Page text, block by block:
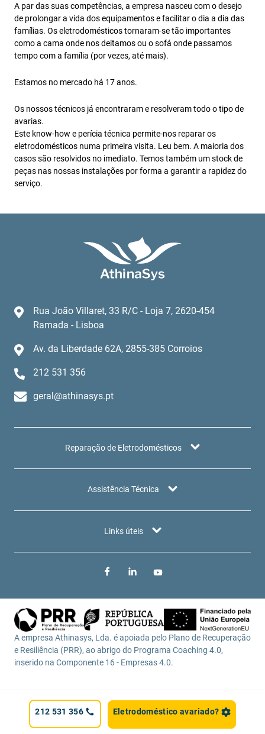
A par das suas competências, a empresa nasceu com o desejo
de prolongar a vida dos equipamentos e facilitar o dia a dia das
famílias. Os eletrodomésticos tornaram-se tão importantes
como a cama onde nos deitamos ou o sofá onde passamos
tempo com a família (por vezes, até mais).
Estamos no mercado há 17 anos.
Os nossos técnicos já encontraram e resolveram todo o tipo de
avarias.
Este know-how e perícia técnica permite-nos reparar os
eletrodomésticos numa primeira visita. Leu bem. A maioria dos
casos são resolvidos no imediato. Temos também um stock de
peças nas nossas instalações por forma a garantir a rapidez do
serviço.
Rua João Villaret, 33 R/C - Loja 7, 2620-454
Ramada - Lisboa
Av. da Liberdade 62A, 2855-385 Corroios
212 531 356
geral@athinasys.pt
Reparação de Eletrodomésticos
Assistência Técnica
Links úteis
A empresa Athinasys, Lda. é apoiada pelo Plano de Recuperação
e Resiliência (PRR), ao abrigo do Programa Coaching 4.0,
inserido na Componente 16 - Empresas 4.0.
Website desenvolvido por
212 531 356 Eletrodoméstico avariado?